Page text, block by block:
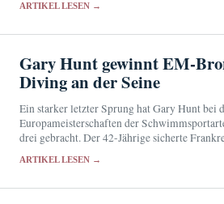
ARTIKEL LESEN →
Gary Hunt gewinnt EM-
Diving an der Seine
Ein starker letzter Sprung hat Gary Hunt bei
Europameisterschaften der
drei gebracht. Der 42-Jährige sicherte
ARTIKEL LESEN →